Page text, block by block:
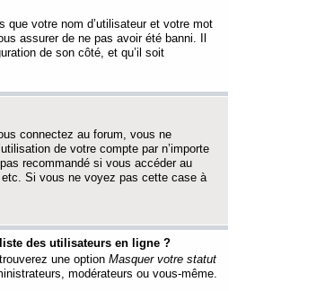
que votre nom d’utilisateur et votre mot
assurer de ne pas avoir été banni. Il
de son côté, et qu’il soit
connectez au forum, vous ne
de votre compte par n’importe
recommandé si vous accéder au
etc. Si vous ne voyez pas cette case à
des utilisateurs en ligne ?
une option Masquer votre statut
modérateurs ou vous-même.